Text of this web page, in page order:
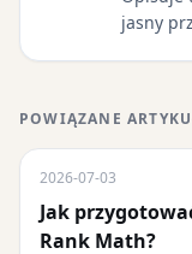
jasny
POWIĄZANE
2026-07-03
Jak
Rank Math?